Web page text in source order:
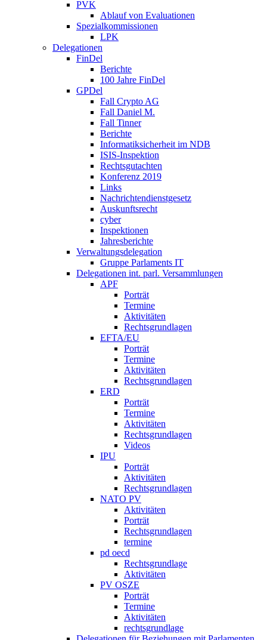
PVK
Ablauf von Evaluationen
Spezialkommissionen
LPK
Delegationen
FinDel
Berichte
100 Jahre FinDel
GPDel
Fall Crypto AG
Fall Daniel M.
Fall Tinner
Berichte
Informatiksicherheit ­im NDB
ISIS-Inspektion
Rechtsgutachten
Konferenz 2019
Links
Nachrichtendienstgesetz
Auskunftsrecht
cyber
Inspektionen
Jahresberichte
Verwaltungsdelegation
Gruppe Parlaments IT
Delegationen int. parl. Versammlungen
APF
Porträt
Termine
Aktivitäten
Rechtsgrundlagen
EFTA/EU
Porträt
Termine
Aktivitäten
Rechtsgrundlagen
ERD
Porträt
Termine
Aktivitäten
Rechtsgrundlagen
Videos
IPU
Porträt
Aktivitäten
Rechtsgrundlagen
NATO PV
Aktivitäten
Porträt
Rechtsgrundlagen
termine
pd oecd
Rechtsgrundlage
Aktivitäten
PV OSZE
Porträt
Termine
Aktivitäten
rechtsgrundlage